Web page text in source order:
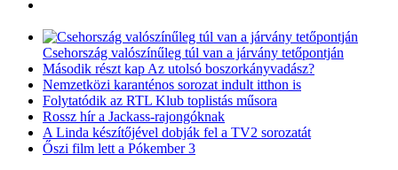
Csehország valószínűleg túl van a járvány tetőpontján
Második részt kap Az utolsó boszorkányvadász?
Nemzetközi karanténos sorozat indult itthon is
Folytatódik az RTL Klub toplistás műsora
Rossz hír a Jackass-rajongóknak
A Linda készítőjével dobják fel a TV2 sorozatát
Őszi film lett a Pókember 3